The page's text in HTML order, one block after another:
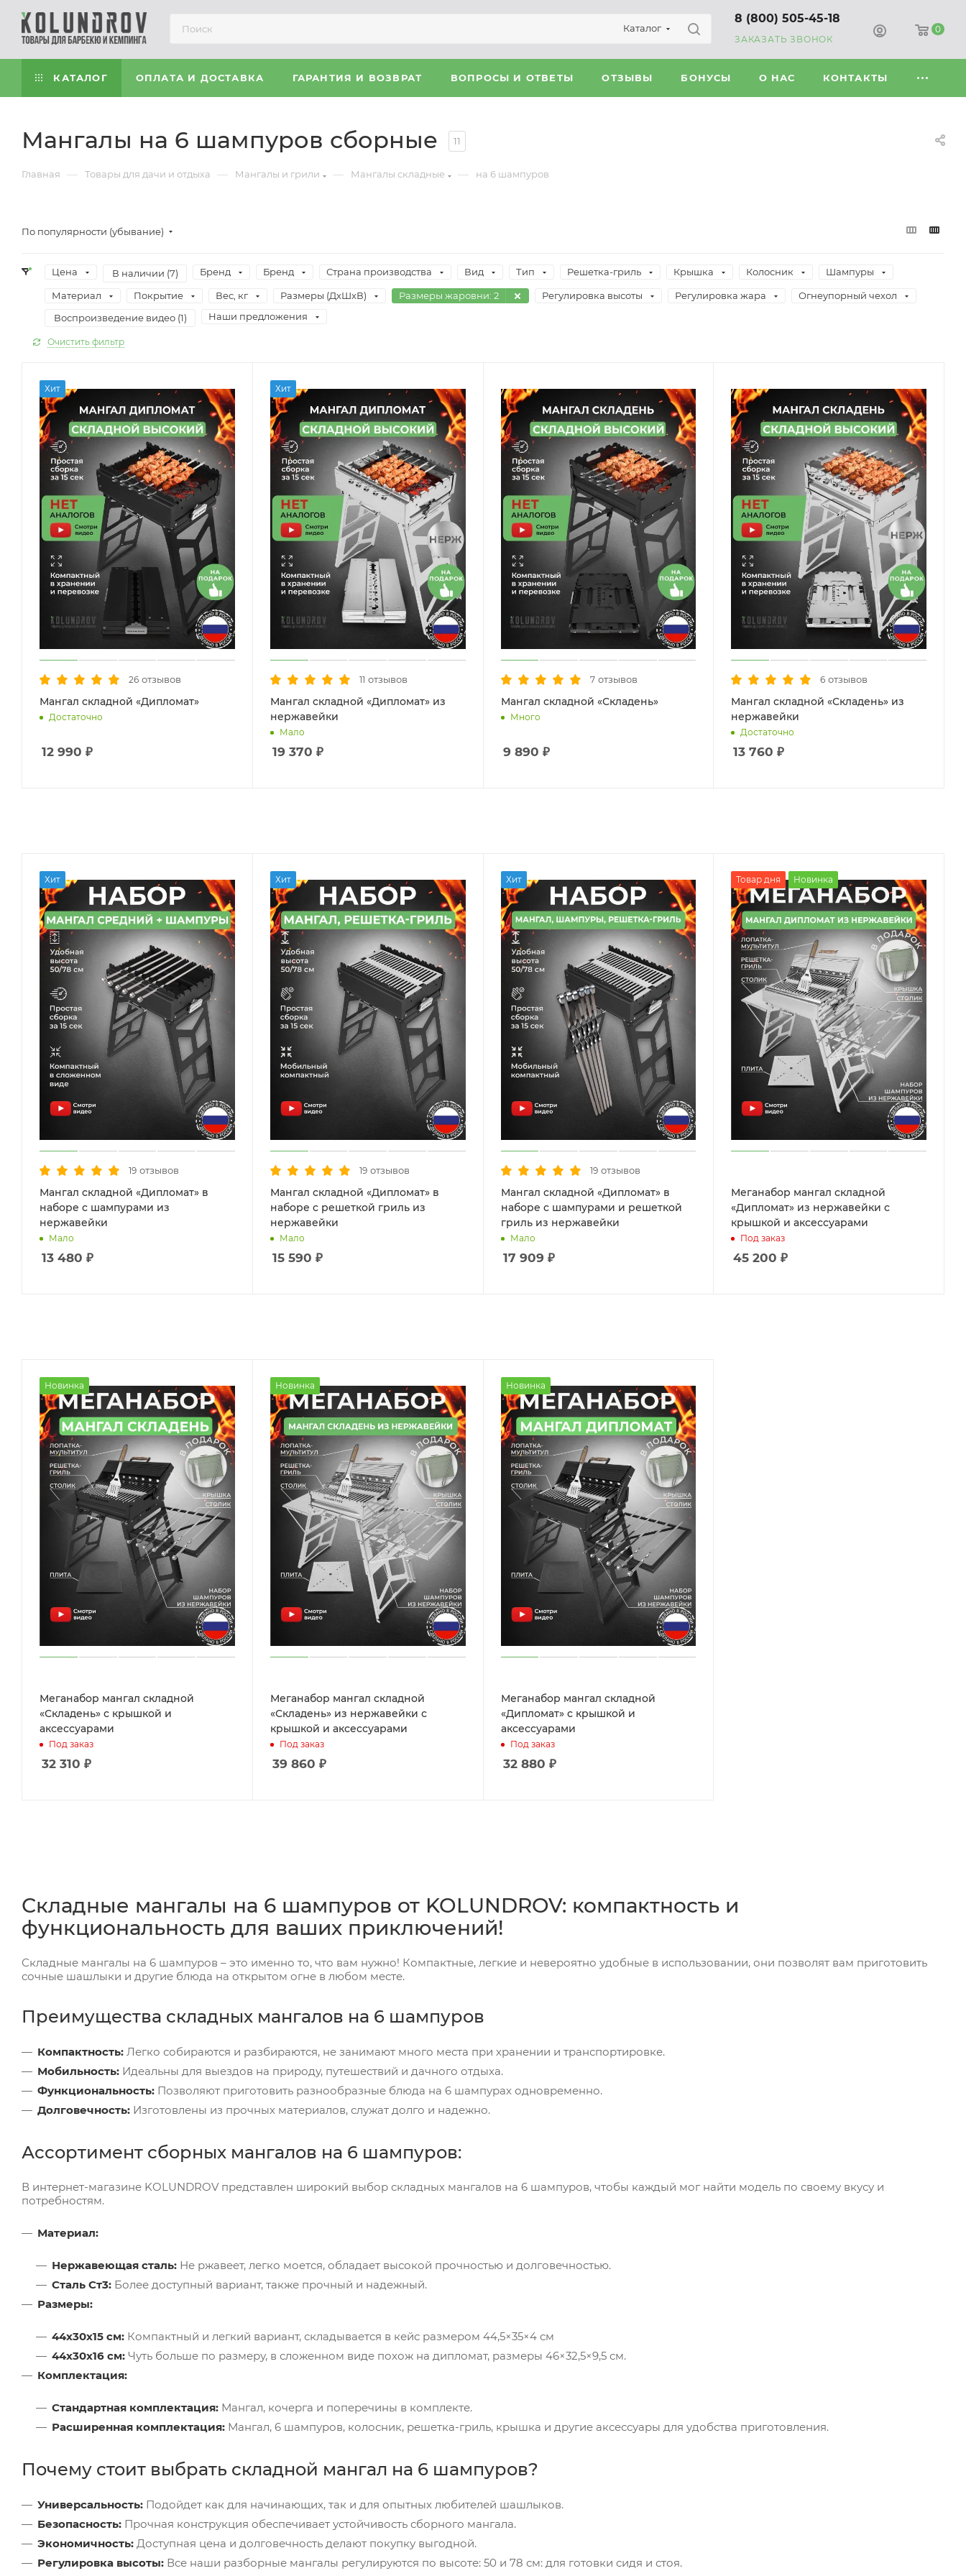
Каталог
8 (800) 505-45-18
ЗАКАЗАТЬ ЗВОНОК
0
КАТАЛОГ ОПЛАТА И ДОСТАВКА ГАРАНТИЯ И ВОЗВРАТ ВОПРОСЫ И ОТВЕТЫ ОТЗЫВЫ БОНУСЫ О НАС КОНТАКТЫ
Мангалы на 6 шампуров сборные 11
Главная — Товары для дачи и отдыха — Мангалы и грили — Мангалы складные — на 6 шампуров
По популярности (убывание)
Цена В наличии (7) Бренд Бренд Страна производства Вид Тип Решетка-гриль Крышка Колосник Шампуры
Материал Покрытие Вес, кг Размеры (ДxШxВ) Размеры жаровни: 2 Регулировка высоты Регулировка жара
Огнеупорный чехол
Воспроизведение видео (1) Наши предложения
Очистить фильтр
Хит
26 отзывов
Мангал складной «Дипломат»
Достаточно
12 990 ₽
Хит
11 отзывов
Мангал складной «Дипломат» из
нержавейки
Мало
19 370 ₽
7 отзывов
Мангал складной «Складень»
Много
9 890 ₽
6 отзывов
Мангал складной «Складень» из
нержавейки
Достаточно
13 760 ₽
Хит
19 отзывов
Мангал складной «Дипломат» в
наборе с шампурами из
нержавейки
Мало
13 480 ₽
Хит
19 отзывов
Мангал складной «Дипломат» в
наборе с решеткой гриль из
нержавейки
Мало
15 590 ₽
Хит
19 отзывов
Мангал складной «Дипломат» в
наборе с шампурами и решеткой
гриль из нержавейки
Мало
17 909 ₽
Товар дня Новинка
Меганабор мангал складной
«Дипломат» из нержавейки с
крышкой и аксессуарами
Под заказ
45 200 ₽
Новинка
Меганабор мангал складной
«Складень» с крышкой и
аксессуарами
Под заказ
32 310 ₽
Новинка
Меганабор мангал складной
«Складень» из нержавейки с
крышкой и аксессуарами
Под заказ
39 860 ₽
Новинка
Меганабор мангал складной
«Дипломат» с крышкой и
аксессуарами
Под заказ
32 880 ₽
Складные мангалы на 6 шампуров от KOLUNDROV: компактность и
функциональность для ваших приключений!
Складные мангалы на 6 шампуров – это именно то, что вам нужно! Компактные, легкие и невероятно удобные в использовании, они позволят вам приготовить
сочные шашлыки и другие блюда на открытом огне в любом месте.
Преимущества складных мангалов на 6 шампуров
Компактность: Легко собираются и разбираются, не занимают много места при хранении и транспортировке.
Мобильность: Идеальны для выездов на природу, путешествий и дачного отдыха.
Функциональность: Позволяют приготовить разнообразные блюда на 6 шампурах одновременно.
Долговечность: Изготовлены из прочных материалов, служат долго и надежно.
Ассортимент сборных мангалов на 6 шампуров:
В интернет-магазине KOLUNDROV представлен широкий выбор складных мангалов на 6 шампуров, чтобы каждый мог найти модель по своему вкусу и
потребностям.
Материал:
Нержавеющая сталь: Не ржавеет, легко моется, обладает высокой прочностью и долговечностью.
Сталь Ст3: Более доступный вариант, также прочный и надежный.
Размеры:
44x30x15 см: Компактный и легкий вариант, складывается в кейс размером 44,5×35×4 см
44x30x16 см: Чуть больше по размеру, в сложенном виде похож на дипломат, размеры 46×32,5×9,5 см.
Комплектация:
Стандартная комплектация: Мангал, кочерга и поперечины в комплекте.
Расширенная комплектация: Мангал, 6 шампуров, колосник, решетка-гриль, крышка и другие аксессуары для удобства приготовления.
Почему стоит выбрать складной мангал на 6 шампуров?
Универсальность: Подойдет как для начинающих, так и для опытных любителей шашлыков.
Безопасность: Прочная конструкция обеспечивает устойчивость сборного мангала.
Экономичность: Доступная цена и долговечность делают покупку выгодной.
Регулировка высоты: Все наши разборные мангалы регулируются по высоте: 50 и 78 см: для готовки сидя и стоя.